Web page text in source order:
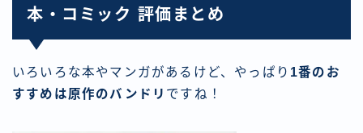
本・コミック 評価まとめ
いろいろな本やマンガがあるけど、やっぱり 1番のお
すすめは原作のバンドリ ですね！